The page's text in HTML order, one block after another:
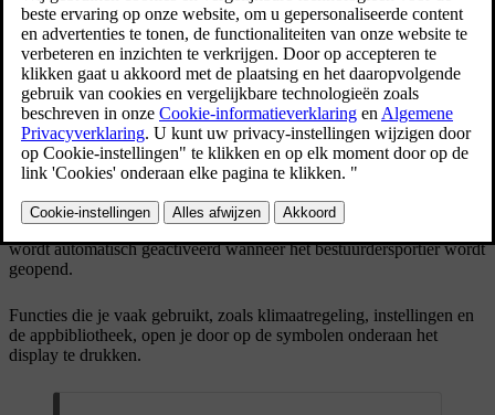
Het middendisplay bevindt zich in het midden van het dashboard en
wordt automatisch geactiveerd wanneer het bestuurdersportier wordt
geopend.
Functies die je vaak gebruikt, zoals klimaatregeling, instellingen en
de appbibliotheek, open je door op de symbolen onderaan het
display te drukken.